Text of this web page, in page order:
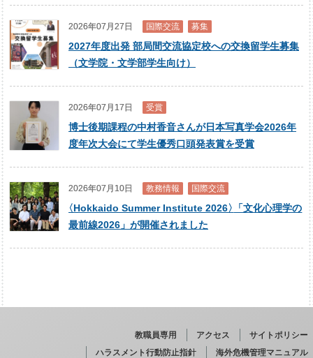
2026年07月27日 国際交流 募集
2027年度出発 部局間交流協定校への交換留学生募集
（文学院・文学部学生向け）
2026年07月17日 受賞
博士後期課程の中村香音さんが日本写真学会2026年
度年次大会にて学生優秀口頭発表賞を受賞
2026年07月10日 教務情報 国際交流
〈Hokkaido Summer Institute 2026〉
「文化心理学の
最前線2026」が開催されました
教職員専用 アクセス
サイトポリシー
ハラスメント行動防止指針
海外危機管理マニュアル